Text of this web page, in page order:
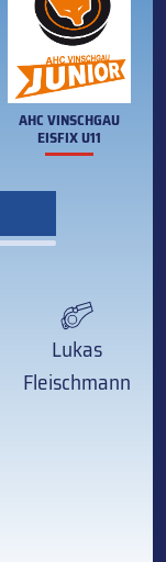
AHC VINSCHGAU
EISFIX U11
Lukas
Fleischmann